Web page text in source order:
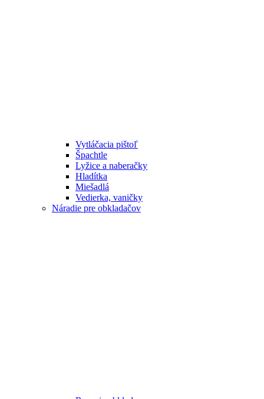
Vytláčacia pištoľ
Špachtle
Lyžice a naberačky
Hladítka
Miešadlá
Vedierka, vaničky
Náradie pre obkladačov